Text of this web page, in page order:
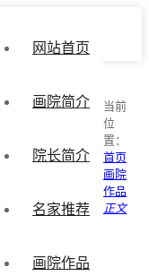
网站首页
画院简介
院长简介
名家推荐
画院作品
当前
位
置：
首页
画院
作品
正文